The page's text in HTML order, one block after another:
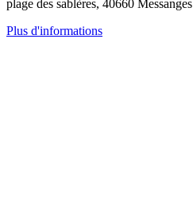
plage des sablères, 40660 Messanges
Plus d'informations